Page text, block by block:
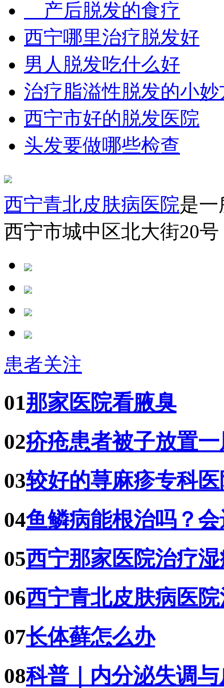
产后脱发的食疗
西宁哪里治疗脱发好
男人脱发吃什么好
治疗脂溢性脱发的小
西宁市好的脱发医院
头发要做哪些检查
西宁青北皮肤病医院是
西宁市城中区北大街20
患者关注
01那家医院看腋臭
02疥疮患者被子放置
03较好的荨麻疹专科
04鱼鳞病能根治吗？
05西宁那家医院治疗
06西宁青北皮肤病医
07长体藓怎么办
08科普｜内分泌失调